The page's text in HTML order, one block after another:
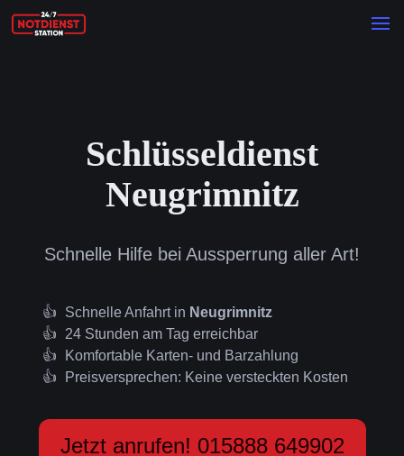
Schlüsseldienst
Neugrimnitz
Schnelle Hilfe bei Aussperrung aller Art!
Schnelle Anfahrt in Neugrimnitz
24 Stunden am Tag erreichbar
Komfortable Karten- und Barzahlung
Preisversprechen: Keine versteckten Kosten
Jetzt anrufen! 015888 649902